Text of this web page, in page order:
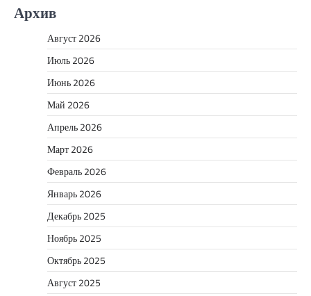
Архив
Август 2026
Июль 2026
Июнь 2026
Май 2026
Апрель 2026
Март 2026
Февраль 2026
Январь 2026
Декабрь 2025
Ноябрь 2025
Октябрь 2025
Август 2025